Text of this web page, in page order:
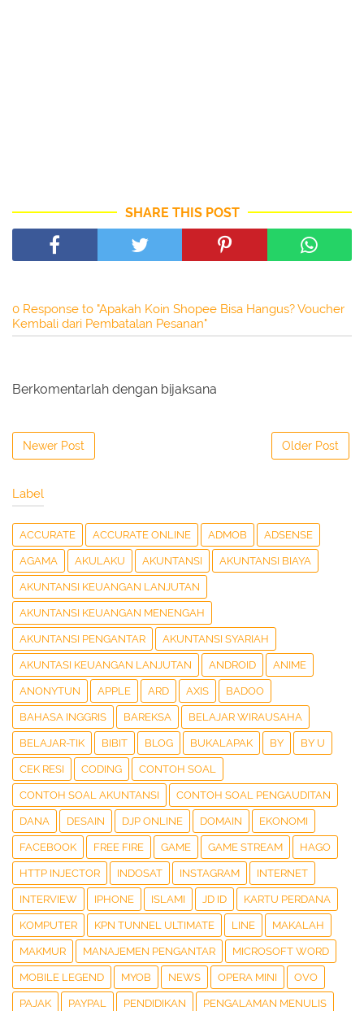
SHARE THIS POST
0 Response to "Apakah Koin Shopee Bisa Hangus? Voucher
Kembali dari Pembatalan Pesanan"
Berkomentarlah dengan bijaksana
Newer Post Older Post
Label
ACCURATE ACCURATE ONLINE ADMOB ADSENSE
AGAMA AKULAKU AKUNTANSI AKUNTANSI BIAYA
AKUNTANSI KEUANGAN LANJUTAN
AKUNTANSI KEUANGAN MENENGAH
AKUNTANSI PENGANTAR AKUNTANSI SYARIAH
AKUNTASI KEUANGAN LANJUTAN ANDROID ANIME
ANONYTUN APPLE ARD AXIS BADOO
BAHASA INGGRIS BAREKSA BELAJAR WIRAUSAHA
BELAJAR-TIK BIBIT BLOG BUKALAPAK BY BY U
CEK RESI CODING CONTOH SOAL
CONTOH SOAL AKUNTANSI CONTOH SOAL PENGAUDITAN
DANA DESAIN DJP ONLINE DOMAIN EKONOMI
FACEBOOK FREE FIRE GAME GAME STREAM HAGO
HTTP INJECTOR INDOSAT INSTAGRAM INTERNET
INTERVIEW IPHONE ISLAMI JD ID KARTU PERDANA
KOMPUTER KPN TUNNEL ULTIMATE LINE MAKALAH
MAKMUR MANAJEMEN PENGANTAR MICROSOFT WORD
MOBILE LEGEND MYOB NEWS OPERA MINI OVO
PAJAK PAYPAL PENDIDIKAN PENGALAMAN MENULIS